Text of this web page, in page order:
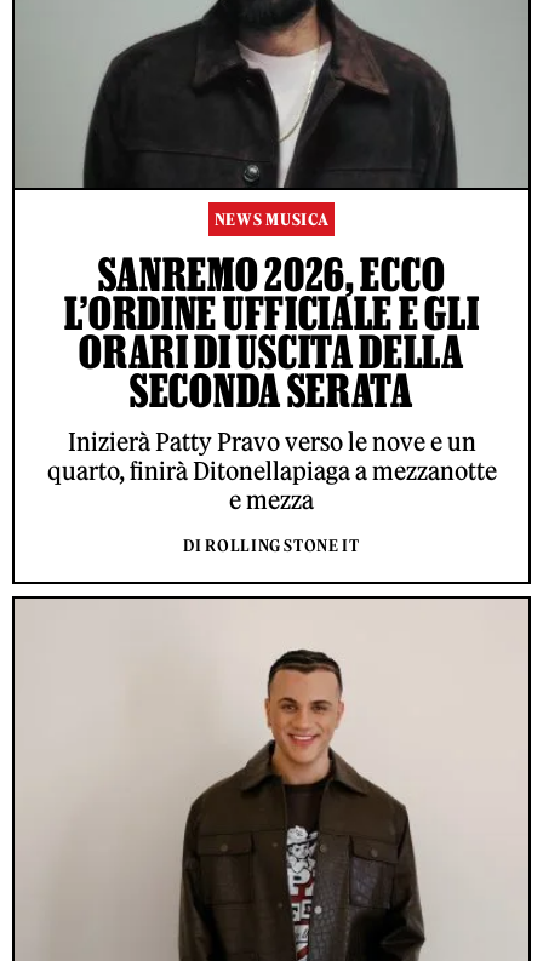
NEWS MUSICA
SANREMO 2026, ECCO
L’ORDINE UFFICIALE E GLI
ORARI DI USCITA DELLA
SECONDA SERATA
Inizierà Patty Pravo verso le nove e un
quarto, finirà Ditonellapiaga a mezzanotte
e mezza
DI ROLLING STONE IT